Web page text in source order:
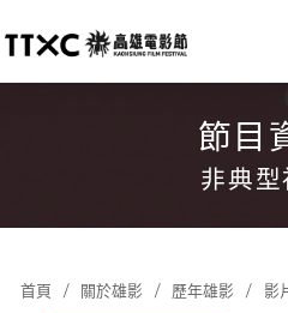
節目
非典型
首頁 關於雄影 歷年雄影 影